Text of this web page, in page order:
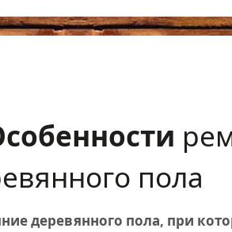
пола
деревянного пола, при